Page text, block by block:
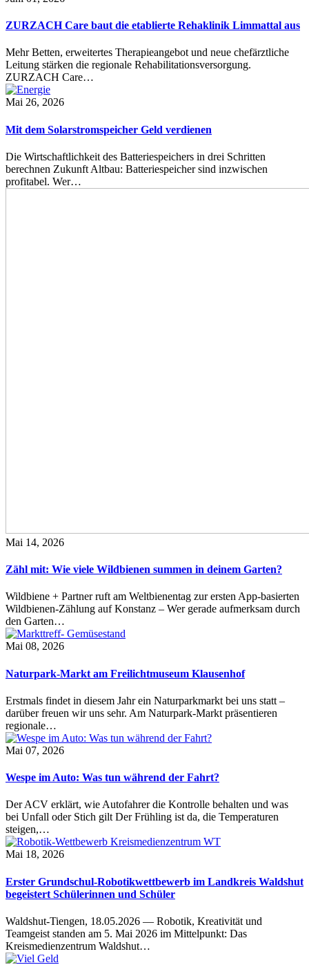
ZURZACH Care baut die etablierte Rehaklinik Limmattal aus
Mehr Betten, erweitertes Therapieangebot und neue chefärztliche
Leitung stärken die regionale Rehabilitationsversorgung.
ZURZACH Care…
Mai 26, 2026
Mit dem Solarstromspeicher Geld verdienen
Die Wirtschaftlichkeit des Batteriespeichers in drei Schritten
berechnen Zukunft Altbau: Batteriespeicher sind inzwischen
profitabel. Wer…
Mai 14, 2026
Zähl mit: Wie viele Wildbienen summen in deinem Garten?
Wildbiene + Partner ruft am Weltbienentag zur ersten App-basierten
Wildbienen-Zählung auf Konstanz – Wer gerade aufmerksam durch
den Garten…
Mai 08, 2026
Naturpark-Markt am Freilichtmuseum Klausenhof
Erstmals findet in diesem Jahr ein Naturparkmarkt bei uns statt –
darüber freuen wir uns sehr. Am Naturpark-Markt präsentieren
regionale…
Mai 07, 2026
Wespe im Auto: Was tun während der Fahrt?
Der ACV erklärt, wie Autofahrer die Kontrolle behalten und was
bei Unfall oder Stich gilt Der Frühling ist da, die Temperaturen
steigen,…
Mai 18, 2026
Erster Grundschul-Robotikwettbewerb im Landkreis Waldshut
begeistert Schülerinnen und Schüler
Waldshut-Tiengen, 18.05.2026 — Robotik, Kreativität und
Teamgeist standen am 5. Mai 2026 im Mittelpunkt: Das
Kreismedienzentrum Waldshut…